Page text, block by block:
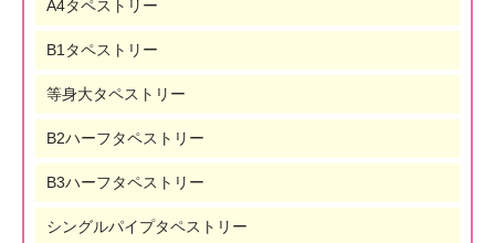
A4タペストリー
B1タペストリー
等身大タペストリー
B2ハーフタペストリー
B3ハーフタペストリー
シングルパイプタペストリー